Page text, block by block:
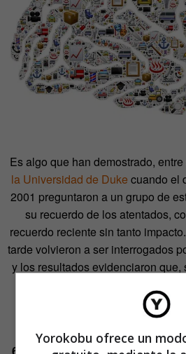
Es algo que han demostrado, entre
la Universidad de Duke cuando el
2001 preguntaron a un grupo de
su recuerdo de los atentados,
recuerdo reciente sin tanto
tarde volvieron a ser interrogados
y los resultados evidenciaron que,
olvidado de tantos detalles
cotidiano
Yorokobu ofrece un